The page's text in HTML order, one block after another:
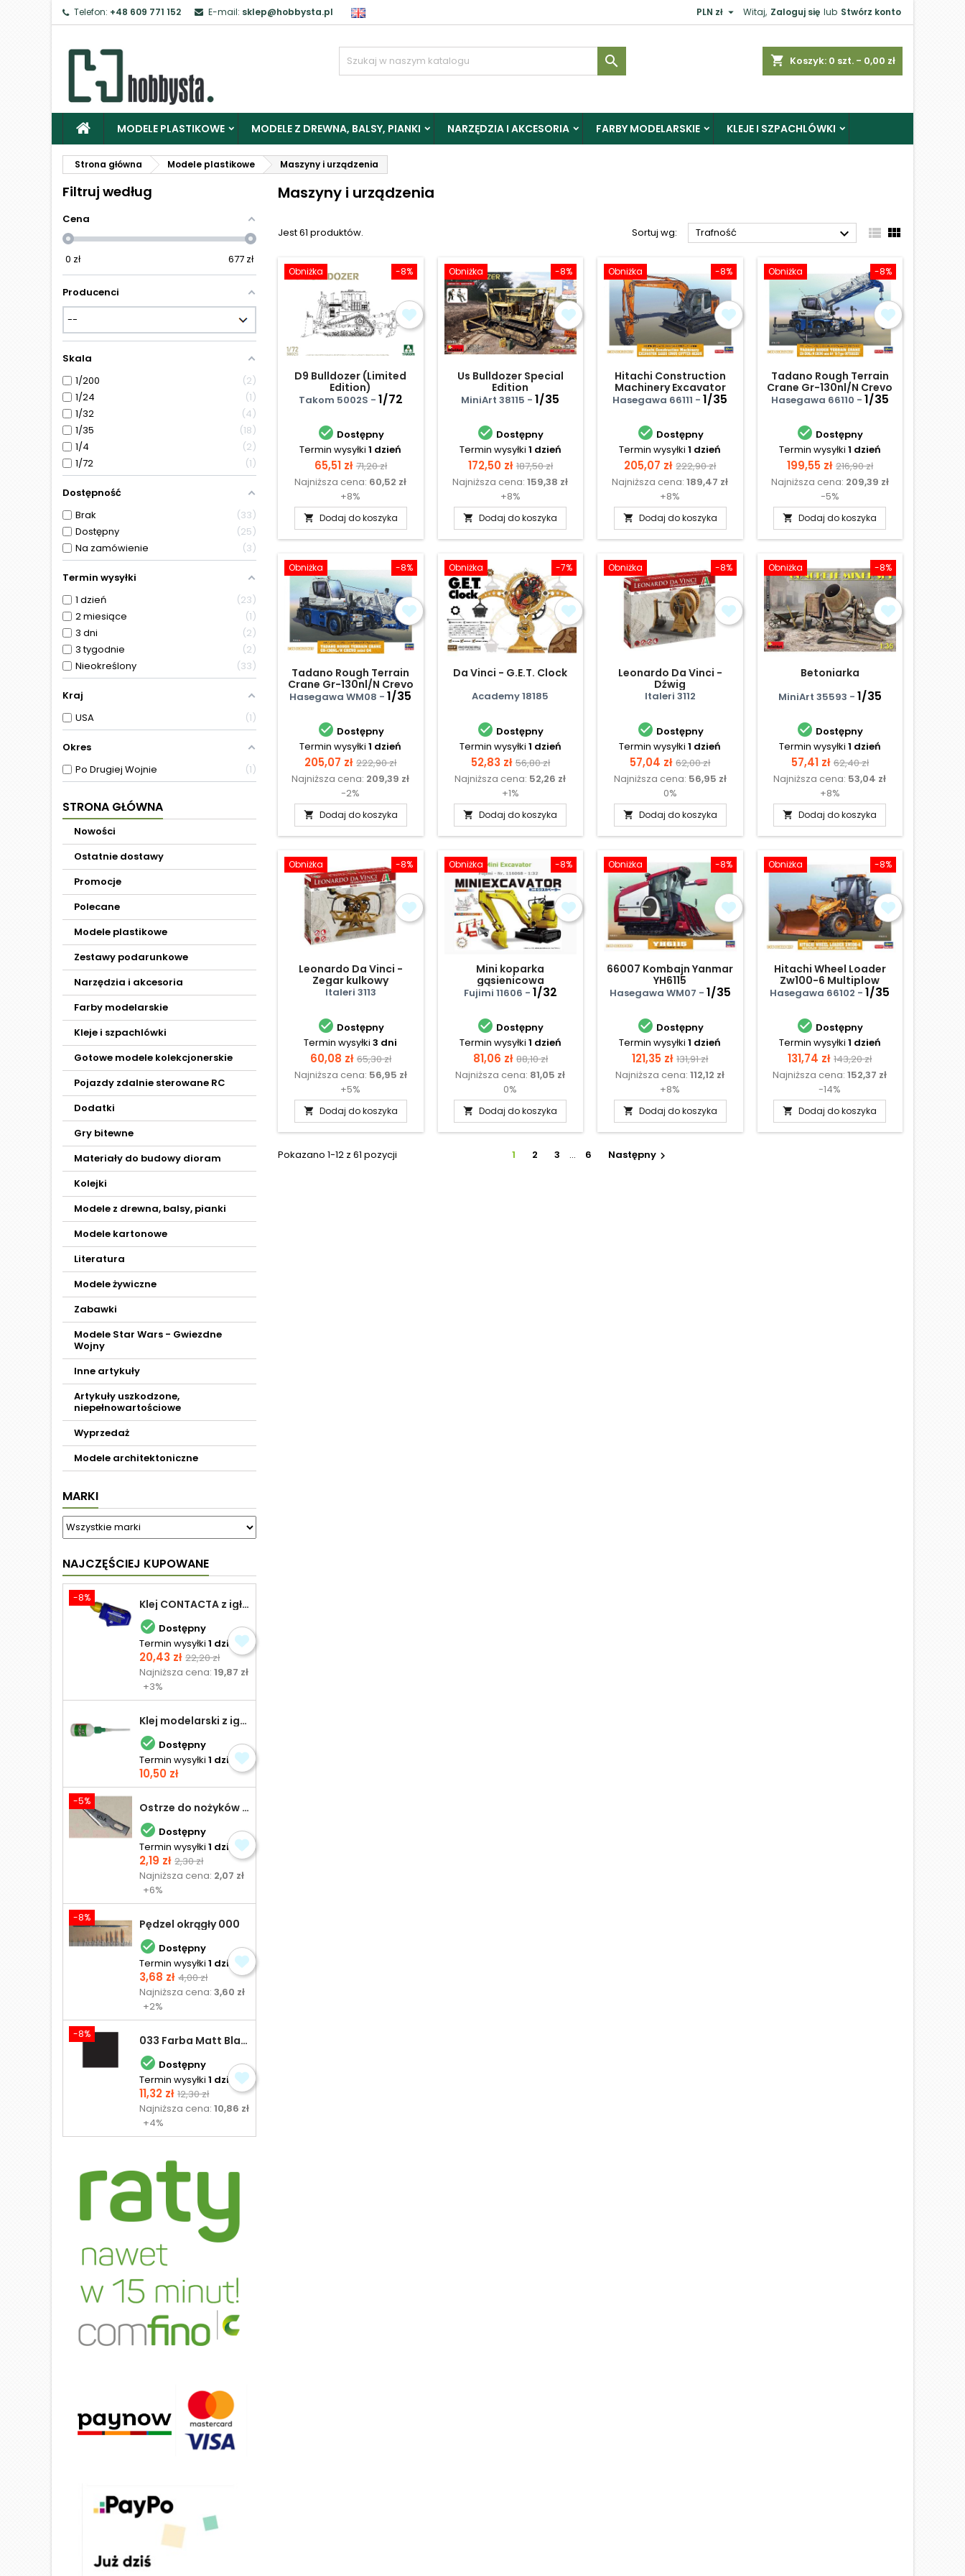
Telefon: +48 609 771 152 E-mail: sklep@hobbysta.pl Witaj, Zaloguj się lub Stwórz konto
PLN zł 
shopping_cart Koszyk: 0 szt. - 0,00 zł

MODELE PLASTIKOWE MODELE Z DREWNA, BALSY, PIANKI NARZĘDZIA I AKCESORIA FARBY MODELARSKIE KLEJE I SZPACHLÓWKI
Strona główna Modele plastikowe Maszyny i urządzenia
Filtruj według
Cena
0 zł 677 zł
Producenci
Skala
1/200
2
1/24
1
1/32
4
1/35
18
1/4
2
1/72
1
Dostępność
Brak
33
Dostępny
25
Na zamówienie
3
Termin wysyłki
1 dzień
23
2 miesiące
1
3 dni
2
3 tygodnie
2
Nieokreślony
33
Kraj
USA
1
Okres
Po Drugiej Wojnie
1
STRONA GŁÓWNA
Nowości
Ostatnie dostawy
Promocje
Polecane
Modele plastikowe
Zestawy podarunkowe
Narzędzia i akcesoria
Farby modelarskie
Kleje i szpachlówki
Gotowe modele kolekcjonerskie
Pojazdy zdalnie sterowane RC
Dodatki
Gry bitewne
Materiały do budowy dioram
Kolejki
Modele z drewna, balsy, pianki
Modele kartonowe
Literatura
Modele żywiczne
Zabawki
Modele Star Wars - Gwiezdne
Wojny
Inne artykuły
Artykuły uszkodzone,
niepełnowartościowe
Wyprzedaż
Modele architektoniczne
MARKI
NAJCZĘŚCIEJ KUPOWANE
-8% Klej CONTACTA z igłą do plastiku 25,0 g
 Dostępny
Termin wysyłki 1 dzień
Cena
20,43 zł Cena
podstawowa
22,20 zł
Najniższa cena:19,87 zł
+3%
Klej modelarski z igłą 30 ml
 Dostępny
Termin wysyłki 1 dzień
Cena
10,50 zł
-5% Ostrze do nożyków Excel
 Dostępny
Termin wysyłki 1 dzień
Cena
2,19 zł Cena
podstawowa
2,30 zł
Najniższa cena: 2,07 zł
+6%
-8% Pędzel okrągły 000
 Dostępny
Termin wysyłki 1 dzień
Cena
3,68 zł Cena
podstawowa
4,00 zł
Najniższa cena:3,60 zł
+2%
-8% 033 Farba Matt Black - olejna
 Dostępny
Termin wysyłki 1 dzień
Cena
11,32 zł Cena
podstawowa
12,30 zł
Najniższa cena:10,86 zł
+4%
Maszyny i urządzenia
Jest 61 produktów. Sortuj wg: Trafność   
-8%
Obniżka
D9 Bulldozer (Limited
Edition)
Takom 5002S - 1/72
 Dostępny
Termin wysyłki 1 dzień
Cena
65,51 zł Cena
podstawowa
71,20 zł
Najniższa cena: 60,52 zł
+8%
 Dodaj do koszyka
-8%
Obniżka
Us Bulldozer Special
Edition
MiniArt 38115 -1/35
 Dostępny
Termin wysyłki 1 dzień
Cena
172,50 zł Cena
podstawowa
187,50 zł
Najniższa cena:159,38 zł
+8%
 Dodaj do koszyka
-8%
Obniżka
Hitachi Construction
Machinery Excavator
Zaxis 135us Cutter Heads
Hasegawa 66111 -1/35
 Dostępny
Termin wysyłki 1 dzień
Cena
205,07 zł Cena
podstawowa
222,90 zł
Najniższa cena:189,47 zł
+8%
 Dodaj do koszyka
-8%
Obniżka
Tadano Rough Terrain
Crane Gr-130nl/N Crevo
Mini G4 'h-type
Hasegawa 66110 - 1/35
 Dostępny
Termin wysyłki 1 dzień
Cena
199,55 zł Cena
podstawowa
216,90 zł
Najniższa cena: 209,39 zł
-5%
 Dodaj do koszyka
-8%
Obniżka
Tadano Rough Terrain
Crane Gr-130nl/N Crevo
Mini G4
Hasegawa WM08 -1/35
 Dostępny
Termin wysyłki 1 dzień
Cena
205,07 zł Cena
podstawowa
222,90 zł
Najniższa cena: 209,39 zł
-2%
 Dodaj do koszyka
-7%
Obniżka
Da Vinci - G.E.T. Clock
Academy 18185
 Dostępny
Termin wysyłki 1 dzień
Cena
52,83 zł Cena
podstawowa
56,80 zł
Najniższa cena: 52,26 zł
+1%
 Dodaj do koszyka
-8%
Obniżka
Leonardo Da Vinci -
Dźwig
Italeri 3112
 Dostępny
Termin wysyłki 1 dzień
Cena
57,04 zł Cena
podstawowa
62,00 zł
Najniższa cena: 56,95 zł
0%
 Dodaj do koszyka
-8%
Obniżka
Betoniarka
MiniArt 35593 - 1/35
 Dostępny
Termin wysyłki 1 dzień
Cena
57,41 zł Cena
podstawowa
62,40 zł
Najniższa cena: 53,04 zł
+8%
 Dodaj do koszyka
-8%
Obniżka
Leonardo Da Vinci -
Zegar kulkowy
Italeri 3113
 Dostępny
Termin wysyłki 3 dni
Cena
60,08 zł Cena
podstawowa
65,30 zł
Najniższa cena: 56,95 zł
+5%
 Dodaj do koszyka
-8%
Obniżka
Mini koparka
gąsienicowa
Fujimi 11606 - 1/32
 Dostępny
Termin wysyłki 1 dzień
Cena
81,06 zł Cena
podstawowa
88,10 zł
Najniższa cena: 81,05 zł
0%
 Dodaj do koszyka
-8%
Obniżka
66007 Kombajn Yanmar
YH6115
Hasegawa WM07 - 1/35
 Dostępny
Termin wysyłki 1 dzień
Cena
121,35 zł Cena
podstawowa
131,91 zł
Najniższa cena:112,12 zł
+8%
 Dodaj do koszyka
-8%
Obniżka
Hitachi Wheel Loader
Zw100-6 Multiplow
(Snowplow) Working
Hasegawa 66102 -1/35
 Dostępny
Termin wysyłki 1 dzień
Cena
131,74 zł Cena
podstawowa
143,20 zł
Najniższa cena:152,37 zł
-14%
 Dodaj do koszyka
Pokazano 1-12 z 61 pozycji 1 2 3 … 6 Następny
Zaloguj
Aby zapisać produkty do Schowka, musisz się zalogować.
Anuluj Zaloguj